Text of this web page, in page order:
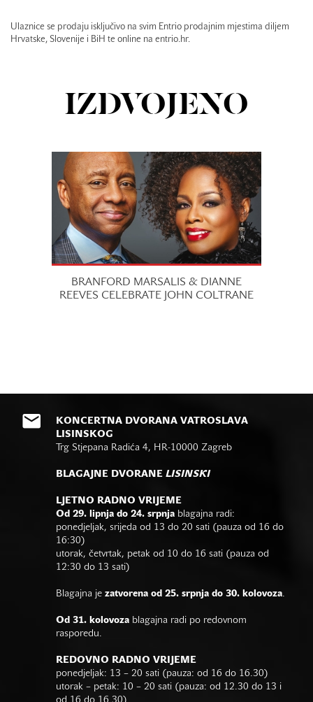
Ulaznice se prodaju isključivo na svim Entrio prodajnim mjestima diljem
Hrvatske, Slovenije i BiH te online na entrio.hr.
IZDVOJENO
BRANFORD MARSALIS & DIANNE
REEVES CELEBRATE JOHN COLTRANE
KONCERTNA DVORANA VATROSLAVA
LISINSKOG
Trg Stjepana Radića 4, HR-10000 Zagreb
BLAGAJNE DVORANE LISINSKI
LJETNO RADNO VRIJEME
Od 29. lipnja do 24. srpnja blagajna radi:
ponedjeljak, srijeda od 13 do 20 sati (pauza od 16 do
16:30)
utorak, četvrtak, petak od 10 do 16 sati (pauza od
12:30 do 13 sati)
Blagajna je zatvorena od 25. srpnja do 30. kolovoza.
Od 31. kolovoza blagajna radi po redovnom
rasporedu.
REDOVNO RADNO VRIJEME
ponedjeljak: 13 – 20 sati (pauza: od 16 do 16.30)
utorak – petak: 10 – 20 sati (pauza: od 12.30 do 13 i